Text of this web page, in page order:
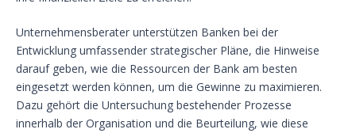
Unternehmensberater unterstützen Banken bei der
Entwicklung umfassender strategischer Pläne, die Hinweise
darauf geben, wie die Ressourcen der Bank am besten
eingesetzt werden können, um die Gewinne zu maximieren.
Dazu gehört die Untersuchung bestehender Prozesse
innerhalb der Organisation und die Beurteilung, wie diese